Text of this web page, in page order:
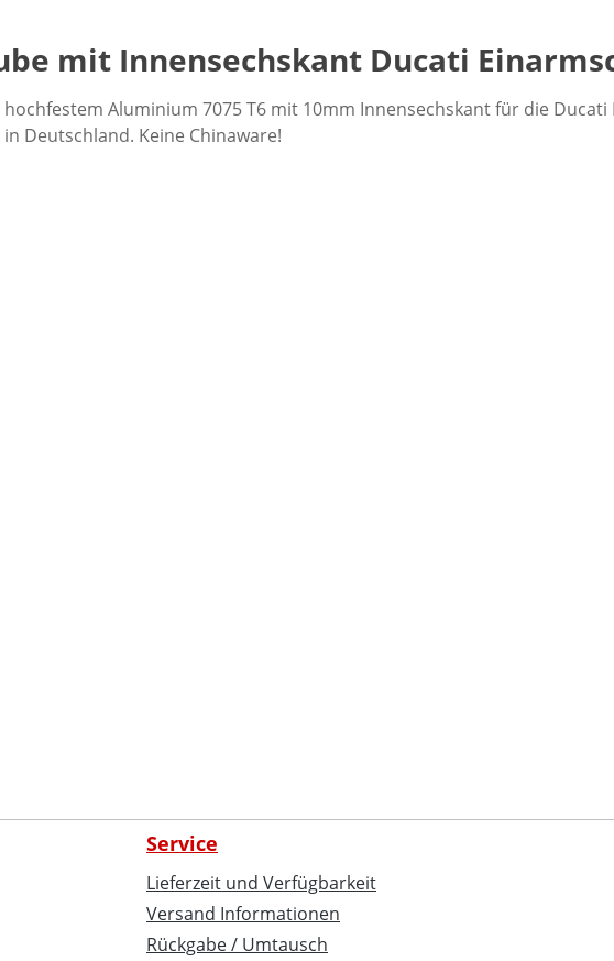
mit Innensechskant Ducati
Aluminium 7075 T6 mit 10mm Innensechskant für die Ducati
Deutschland. Keine Chinaware!
Service
Lieferzeit und Verfügbarkeit
Versand Informationen
Rückgabe / Umtausch